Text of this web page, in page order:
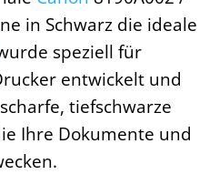
in Schwarz die ideale
speziell für
entwickelt und
tiefschwarze
Ihre Dokumente und